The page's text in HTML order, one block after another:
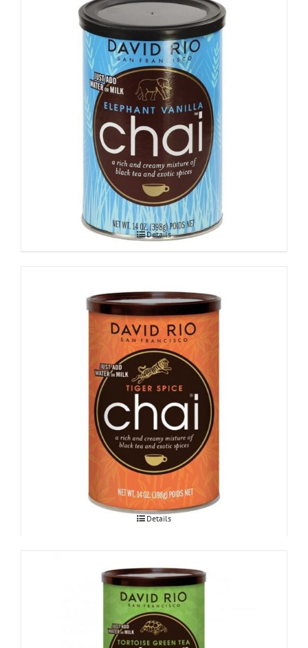
Chai Elephant Vanilla 398g
Details
Chai Tiger Spice 398g
Details